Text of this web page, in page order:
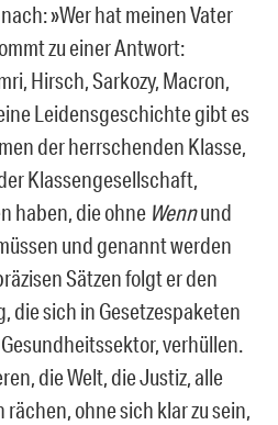
»Wer hat meinen Vater
zu einer Antwort:
Hirsch, Sarkozy, Macron,
Leidensgeschichte gibt es
der herrschenden Klasse,
Klassengesellschaft,
haben, die ohne Wennund
und genannt werden
Sätzen folgt er den
die sich in Gesetzespaketen
verhüllen.
die Welt, die Justiz, alle
ohne sich klar zu sein,